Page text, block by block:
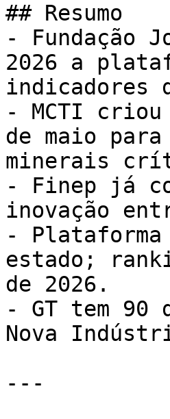
## Resumo
- Fundação
2026 a
indicadores
- MCTI criou
de maio
minerais
- Finep já
inovação
-
estado;
de 2026.
- GT tem 90
Nova
---